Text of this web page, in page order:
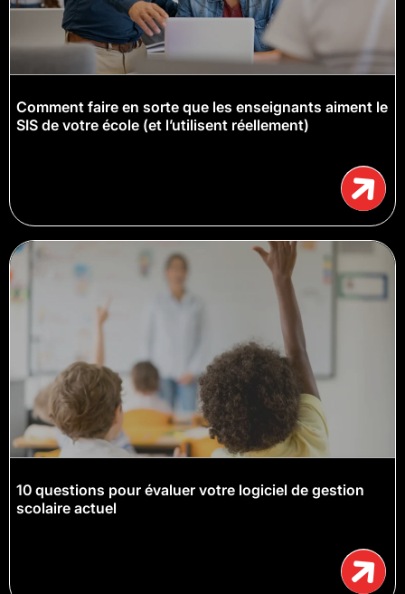
Comment faire en sorte que les enseignants aiment le
SIS de votre école (et l’utilisent réellement)
10 questions pour évaluer votre logiciel de gestion
scolaire actuel